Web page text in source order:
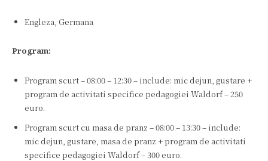
Engleza, Germana
Program:
Program scurt – 08:00 – 12:30 – include: mic dejun, gustare +
program de activitati specifice pedagogiei Waldorf – 250
euro.
Program scurt cu masa de pranz – 08:00 – 13:30 – include:
mic dejun, gustare, masa de pranz + program de activitati
specifice pedagogiei Waldorf – 300 euro.